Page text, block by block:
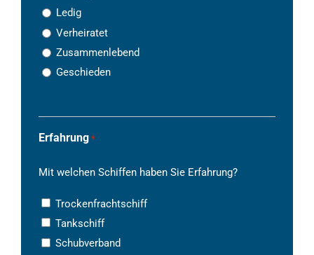
Ledig
Verheiratet
Zusammenlebend
Geschieden
Erfahrung *
Mit welchen Schiffen haben Sie Erfahrung?
Trockenfrachtschiff
Tankschiff
Schubverband